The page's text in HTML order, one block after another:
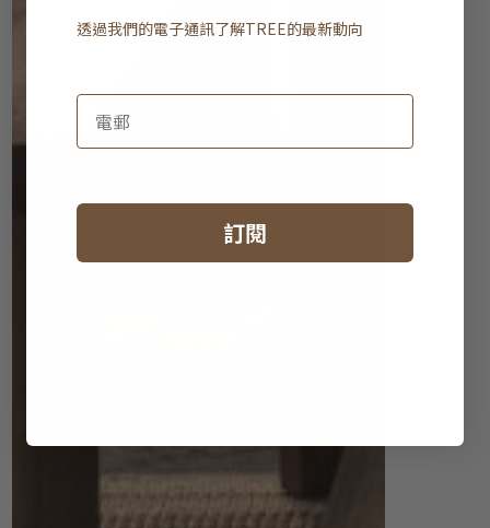
透過我們的電子通訊了解TREE的最新動向
訂閱